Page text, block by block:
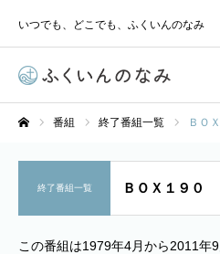
いつでも、どこでも、ふくいんのなみ
番組 終了番組一覧 ＢＯ
終了番組一覧 ＢＯＸ１９０
この番組は1979年4月から2011年